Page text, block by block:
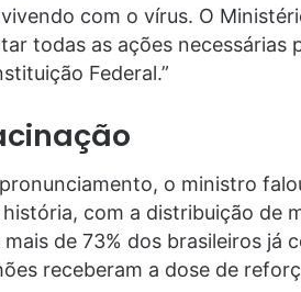
com o vírus. O
todas as ações necessárias
Federal.”
o ministro
história, com a distribuição de
mais de 73% dos brasileiros já
receberam a dose de